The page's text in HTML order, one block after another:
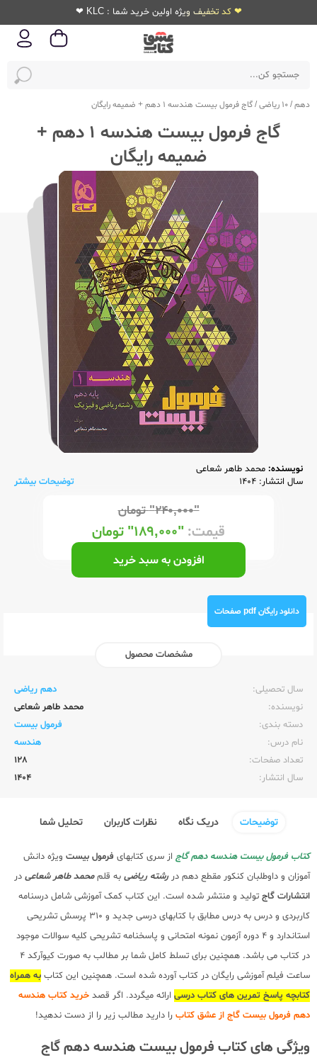
❤ کد تخفیف ویژه اولین خرید شما : KLC ❤
دهم/10 ریاضی /گاج فرمول بیست هندسه 1 دهم + ضمیمه رایگان
گاج فرمول بیست هندسه 1 دهم +
ضمیمه رایگان
نویسنده: محمد طاهر شعاعی
سال انتشار: 1404
توضیحات بیشتر
"۲۴۰,۰۰۰" تومان
قیمت: "۱۸۹,۰۰۰" تومان
افزودن به سبد خرید
دانلود رایگان pdf صفحات
مشخصات محصول
سال تحصیلی:‌
دهم ریاضی
نویسنده:‌
محمد طاهر شعاعی
دسته بندی:
فرمول بیست
نام درس:
هندسه
تعداد صفحات:‌
128
سال انتشار:‌
1404
توضیحات دریک نگاه نظرات کاربران تحلیل شما
کتاب فرمول بیست هندسه دهم گاج از سری کتابهای فرمول بیست ویژه دانش
آموزان و داوطلبان کنکور مقطع دهم دررشته ریاضی به قلممحمد طاهر شعاعی در
انتشارات گاج تولید و منتشر شده است. این کتاب کمک آموزشی شامل درسنامه
کاربردی و درس به درس مطابق با کتابهای درسی جدید و 310 پرسش تشریحی
استاندارد و 4 دوره آزمون نمونه امتحانی و پاسخنامه تشریحی کلیه سوالات موجود
در کتاب می باشد. همچنین برای تسلط کامل شما بر مطالب به صورت کیوآرکد 4
ساعت فیلم آموزشی رایگان در کتاب آورده شده است. همچنین این کتاب به همراه
کتابچه پاسخ تمرین های کتاب درسی ارائه میگردد. اگر قصد خرید کتاب هندسه
دهم فرمول بیست گاج از عشق کتاب را دارید مطالب زیر را از دست ندهید!
ویژگی های کتاب فرمول بیست هندسه دهم گاج